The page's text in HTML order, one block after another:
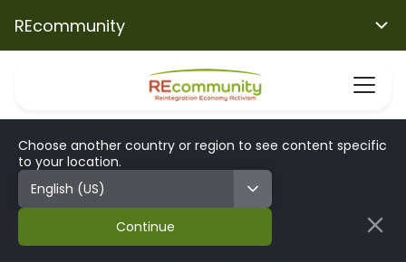
REcommunity
Choose another country or region to see content specific
to your location.
Continue